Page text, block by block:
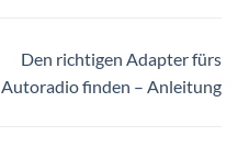
Den richtigen Adapter fürs
Autoradio finden – Anleitung